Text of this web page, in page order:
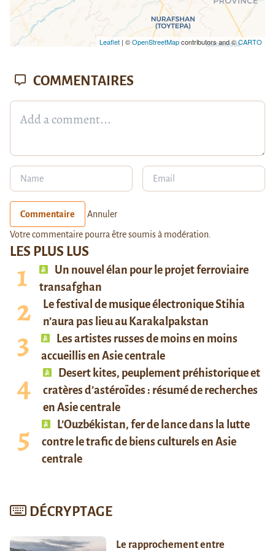
Leaflet| ©OpenStreetMapcontributors and ©CARTO
LES PLUS LUS
Un nouvel élan pour le projet ferroviaire
transafghan
Le festival de musique électronique Stihia
n’aura pas lieu au Karakalpakstan
Les artistes russes de moins en moins
accueillis en Asie centrale
Desert kites, peuplement préhistorique et
cratères d’astéroïdes : résumé de recherches
en Asie centrale
L’Ouzbékistan, fer de lance dans la lutte
contre le trafic de biens culturels en Asie
centrale
DÉCRYPTAGE
Le rapprochement entre
COMMENTAIRES
Commentaire Annuler
Votre commentaire pourra être soumis à modération.